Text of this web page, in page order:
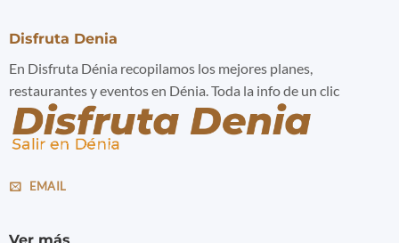
Disfruta Denia
En Disfruta Dénia recopilamos los mejores planes,
restaurantes y eventos en Dénia. Toda la info de un clic
EMAIL